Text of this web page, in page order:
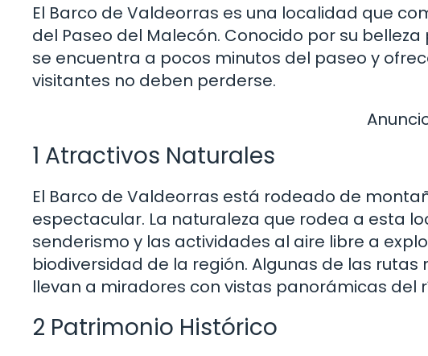
El Barco de Valdeorras es una localidad que
del Paseo del Malecón. Conocido por su
se encuentra a pocos minutos del paseo y
visitantes no deben perderse.
1 Atractivos Naturales
El Barco de Valdeorras está rodeado de
espectacular. La naturaleza que rodea a esta
senderismo y las actividades al aire libre a
biodiversidad de la región. Algunas de las
llevan a miradores con vistas panorámicas del
2 Patrimonio Histórico